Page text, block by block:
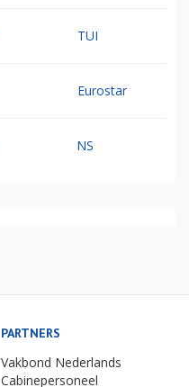
TUI
Eurostar
NS
PARTNERS
Vakbond Nederlands
Cabinepersoneel